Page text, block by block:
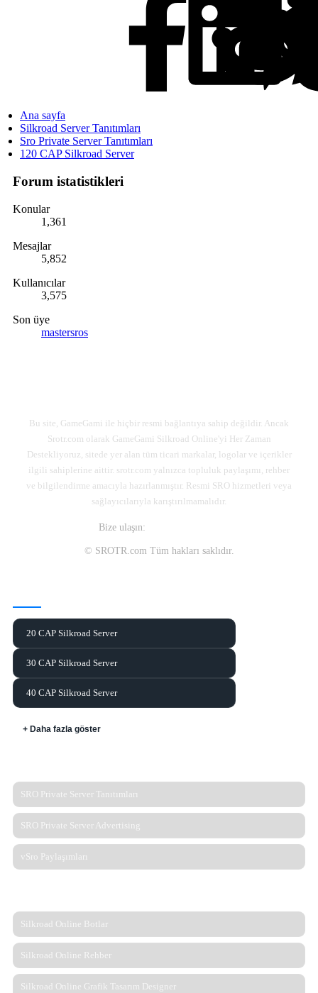
Ana sayfa
Silkroad Server Tanıtımları
Sro Private Server Tanıtımları
120 CAP Silkroad Server
Forum istatistikleri
Konular
1,361
Mesajlar
5,852
Kullanıcılar
3,575
Son üye
mastersros
Bu site, GameGami ile hiçbir resmi bağlantıya sahip değildir. Ancak
Srotr.com olarak GameGami Silkroad Online'yi Her Zaman
Destekliyoruz, sitede yer alan tüm ticari markalar, logolar ve içerikler
ilgili sahiplerine aittir. srotr.com yalnızca topluluk paylaşımı, rehber
ve bilgilendirme amacıyla hazırlanmıştır. Resmi SRO hizmetleri veya
sağlayıcılarıyla karıştırılmamalıdır.
Bize ulaşın:
© SROTR.com Tüm hakları saklıdır.
20 CAP Silkroad Server
30 CAP Silkroad Server
40 CAP Silkroad Server
+ Daha fazla göster
SRO Private Server Tanıtımları
SRO Private Server Advertising
vSro Paylaşımları
Silkroad Online Botlar
Silkroad Online Rehber
Silkroad Online Grafik Tasarım Designer